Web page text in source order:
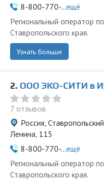
8-800-770-...ещё
Региональный оператор
Ставропольского края.
Узнать больше
2. ООО ЭКО-СИТИ в
7 отзывов
Россия,
Ленина, 115
8-800-770-...ещё
Региональный оператор
Ставропольского края.